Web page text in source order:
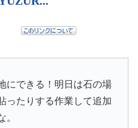
にできる！明日は石の場
ったりする作業して追加
。